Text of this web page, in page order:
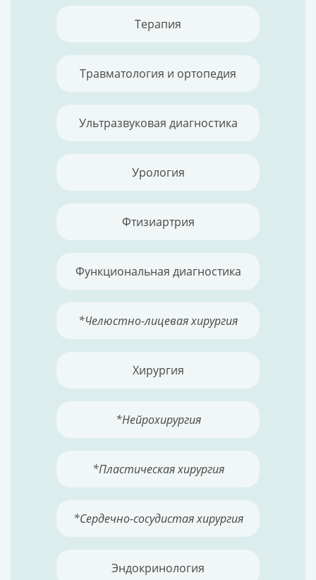
Терапия
Травматология и ортопедия
Ультразвуковая диагностика
Урология
Фтизиартрия
Функциональная диагностика
*Челюстно-лицевая хирургия
Хирургия
*Нейрохирургия
*Пластическая хирургия
*Сердечно-сосудистая хирургия
Эндокринология